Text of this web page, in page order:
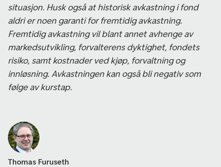
situasjon. Husk også at historisk avkastning i fond
aldri er noen garanti for fremtidig avkastning.
Fremtidig avkastning vil blant annet avhenge av
markedsutvikling, forvalterens dyktighet, fondets
risiko, samt kostnader ved kjøp, forvaltning og
innløsning. Avkastningen kan også bli negativ som
følge av kurstap.
Thomas Furuseth